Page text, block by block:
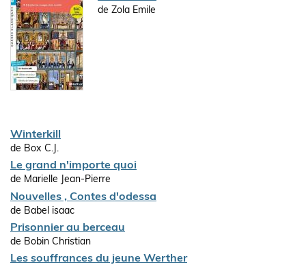
de Zola Emile
Winterkill
de Box C.J.
Le grand n'importe quoi
de Marielle Jean-Pierre
Nouvelles , Contes d'odessa
de Babel isaac
Prisonnier au berceau
de Bobin Christian
Les souffrances du jeune Werther